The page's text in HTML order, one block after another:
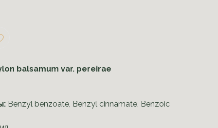
balsamum var. pereirae
Benzyl benzoate, Benzyl cinnamate, Benzoic